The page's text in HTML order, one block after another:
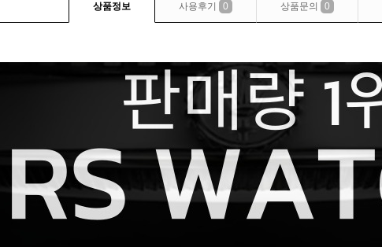
상품정보 사용후기 0 상품문의 0